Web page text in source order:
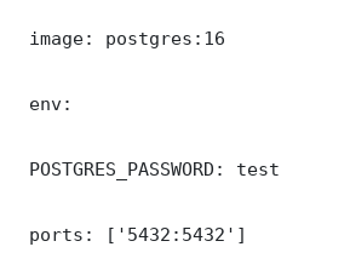
image: postgres:16
env:
POSTGRES_PASSWORD: test
ports: ['5432:5432']